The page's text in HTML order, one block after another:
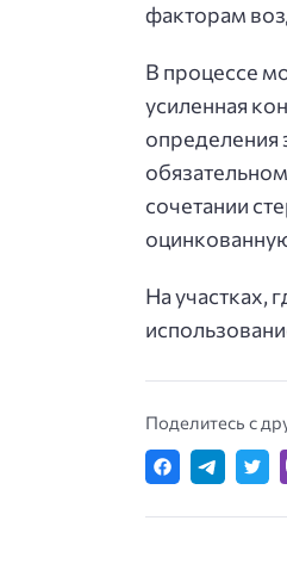
факторам
В процессе
усиленная
определения
сочетании
На участках,
Поделитесь с